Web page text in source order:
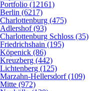
Portfolio (12161)
Berlin (6217)
Charlottenburg (475)
Adlershof (93)
Charlottenburg Schloss (35)
Friedrichshain (195)
Köpenick (86)
Kreuzberg (442)
Lichtenberg (125)
Marzahn-Hellersdorf (109)
Mitte (972)